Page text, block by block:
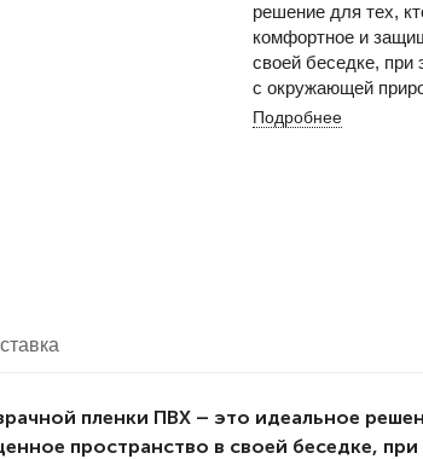
решение для тех,
комфортное и
своей беседке, при
с окружающей
Подробнее
пленки ПВХ – это идеальное
пространство в своей беседке,